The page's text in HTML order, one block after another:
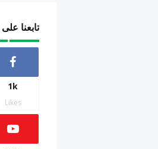
تابعنا
1k
Likes